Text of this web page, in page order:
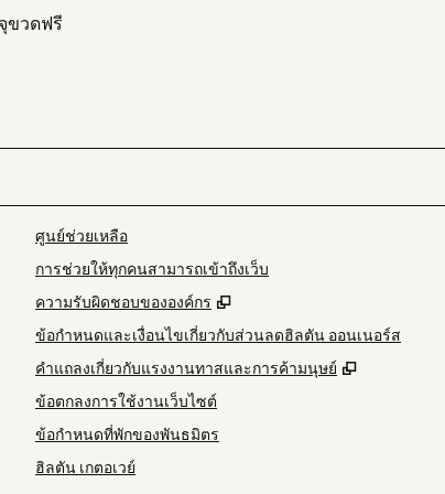
ขวดฟรี
ศูนย์ช่วยเหลือ
การช่วยให้ทุกคนสามารถเข้าถึงเว็บ
ความรับผิดชอบขององค์กร
,
ข้อกำหนดและเงื่อนไขเกี่ยวกับส่วนลดฮิลตัน ออนเนอร์ส
คําแถลงเกี่ยวกับแรงงานทาสและการค้ามนุษย์
,
ข้อตกลงการใช้งานเว็บไซต์
ข้อกําหนดที่พักของพันธมิตร
ฮิลตัน เกตอเวย์